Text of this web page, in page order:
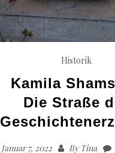
Historik
Kamila
Die Straße
Januar 7, 2022 ByTina